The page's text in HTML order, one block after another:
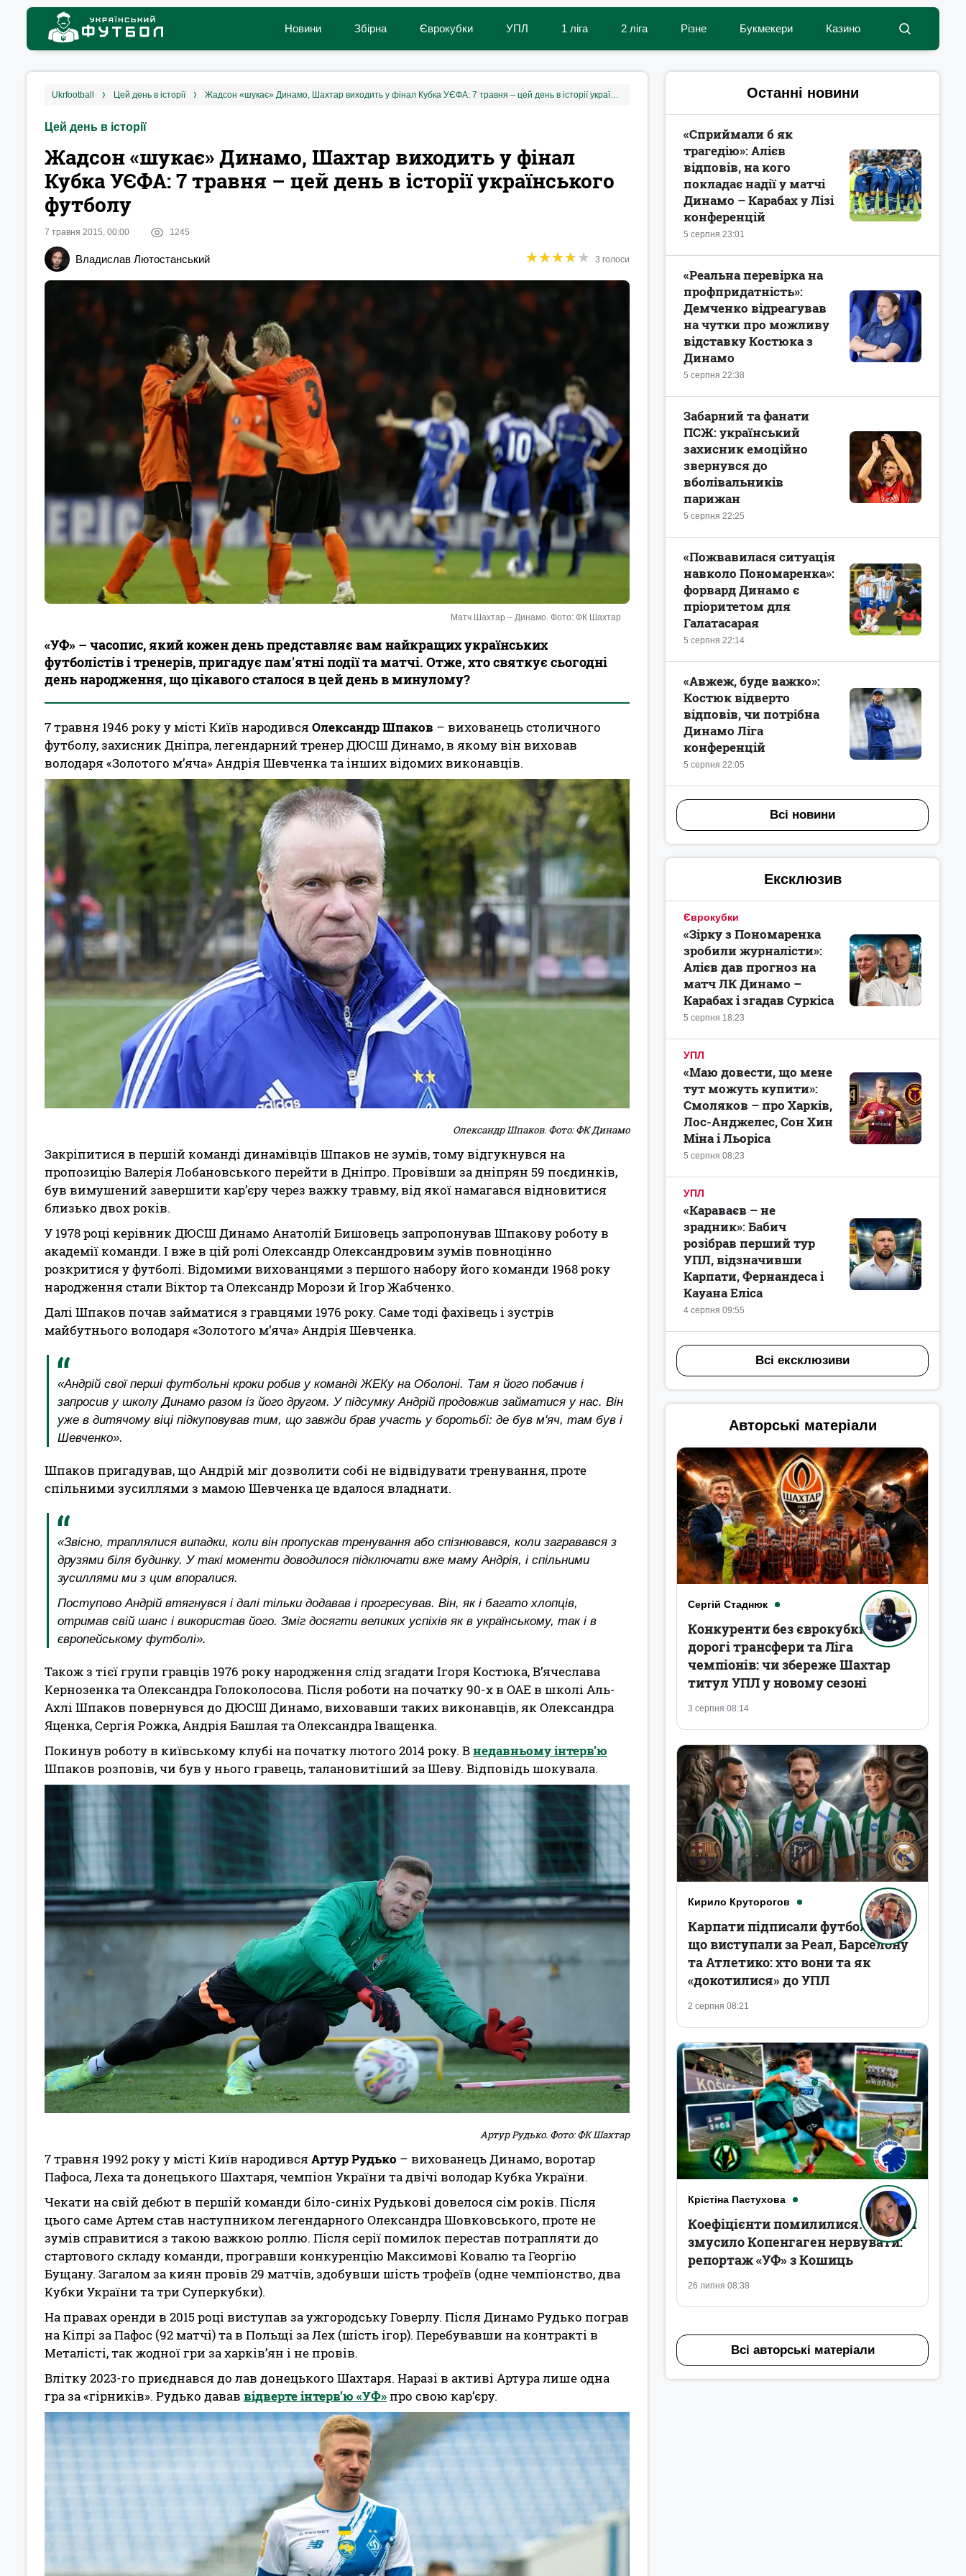
Новини Збірна Єврокубки УПЛ 1 ліга 2 ліга Різне Букмекери Казино
ukrfootball цей день в історії Жадсон «шукає» Динамо, Шахтар виходить у фінал Кубка УЄФА: 7 травня – цей день в історії українського футболу
Цей день в історії
Жадсон «шукає» Динамо, Шахтар виходить у фінал
Кубка УЄФА: 7 травня – цей день в історії українського
футболу
7 травня 2015, 00:00 1245
Владислав Лютостанський ★★★★★
★★★★★ 3 голоси
Матч Шахтар – Динамо. Фото: ФК Шахтар
«УФ» – часопис, який кожен день представляє вам найкращих українських
футболістів і тренерів, пригадує пам'ятні події та матчі. Отже, хто святкує сьогодні
день народження, що цікавого сталося в цей день в минулому?
7 травня 1946 року у місті Київ народився Олександр Шпаков – вихованець столичного
футболу, захисник Дніпра, легендарний тренер ДЮСШ Динамо, в якому він виховав
володаря «Золотого м’яча» Андрія Шевченка та інших відомих виконавців.
Олександр Шпаков. Фото: ФК Динамо
Закріпитися в першій команді динамівців Шпаков не зумів, тому відгукнувся на
пропозицію Валерія Лобановського перейти в Дніпро. Провівши за дніпрян 59 поєдинків,
був вимушений завершити кар’єру через важку травму, від якої намагався відновитися
близько двох років.
У 1978 році керівник ДЮСШ Динамо Анатолій Бишовець запропонував Шпакову роботу в
академії команди. І вже в цій ролі Олександр Олександровим зумів повноцінно
розкритися у футболі. Відомими вихованцями з першого набору його команди 1968 року
народження стали Віктор та Олександр Морози й Ігор Жабченко.
Далі Шпаков почав займатися з гравцями 1976 року. Саме тоді фахівець і зустрів
майбутнього володаря «Золотого м’яча» Андрія Шевченка.
«Андрій свої перші футбольні кроки робив у команді ЖЕКу на Оболоні. Там я його побачив і
запросив у школу Динамо разом із його другом. У підсумку Андрій продовжив займатися у нас. Він
уже в дитячому віці підкуповував тим, що завжди брав участь у боротьбі: де був м'яч, там був і
Шевченко».
Шпаков пригадував, що Андрій міг дозволити собі не відвідувати тренування, проте
спільними зусиллями з мамою Шевченка це вдалося владнати.
«Звісно, траплялися випадки, коли він пропускав тренування або спізнювався, коли загравався з
друзями біля будинку. У такі моменти доводилося підключати вже маму Андрія, і спільними
зусиллями ми з цим впоралися.
Поступово Андрій втягнувся і далі тільки додавав і прогресував. Він, як і багато хлопців,
отримав свій шанс і використав його. Зміг досягти великих успіхів як в українському, так і в
європейському футболі».
Також з тієї групи гравців 1976 року народження слід згадати Ігоря Костюка, В’ячеслава
Кернозенка та Олександра Голоколосова. Після роботи на початку 90-х в ОАЕ в школі Аль-
Ахлі Шпаков повернувся до ДЮСШ Динамо, виховавши таких виконавців, як Олександра
Яценка, Сергія Рожка, Андрія Башлая та Олександра Іващенка.
Покинув роботу в київському клубі на початку лютого 2014 року. Внедавньому інтерв’ю
Шпаков розповів, чи був у нього гравець, талановитіший за Шеву. Відповідь шокувала.
Артур Рудько. Фото: ФК Шахтар
7 травня 1992 року у місті Київ народився Артур Рудько – вихованець Динамо, воротар
Пафоса, Леха та донецького Шахтаря, чемпіон України та двічі володар Кубка України.
Чекати на свій дебют в першій команди біло-синіх Рудькові довелося сім років. Після
цього саме Артем став наступником легендарного Олександра Шовковського, проте не
зумів справитися з такою важкою роллю. Після серії помилок перестав потрапляти до
стартового складу команди, програвши конкуренцію Максимові Ковалю та Георгію
Бущану. Загалом за киян провів 29 матчів, здобувши шість трофеїв (одне чемпіонство, два
Кубки України та три Суперкубки).
На правах оренди в 2015 році виступав за ужгородську Говерлу. Після Динамо Рудько пограв
на Кіпрі за Пафос (92 матчі) та в Польщі за Лех (шість ігор). Перебувавши на контракті в
Металісті, так жодної гри за харків’ян і не провів.
Влітку 2023-го приєднався до лав донецького Шахтаря. Наразі в активі Артура лише одна
гра за «гірників». Рудько давав відверте інтерв’ю «УФ»про свою кар’єру.
Останні новини
5 серпня 23:01
«Сприймали б як
трагедію»: Алієв
відповів, на кого
покладає надії у матчі
Динамо – Карабах у Лізі
конференцій
5 серпня 22:38
«Реальна перевірка на
профпридатність»:
Демченко відреагував
на чутки про можливу
відставку Костюка з
Динамо
5 серпня 22:25
Забарний та фанати
ПСЖ: український
захисник емоційно
звернувся до
вболівальників
парижан
5 серпня 22:14
«Пожвавилася ситуація
навколо Пономаренка»:
форвард Динамо є
пріоритетом для
Галатасарая
5 серпня 22:05
«Авжеж, буде важко»:
Костюк відверто
відповів, чи потрібна
Динамо Ліга
конференцій
Всі новини
Ексклюзив
Єврокубки
5 серпня 18:23
«Зірку з Пономаренка
зробили журналісти»:
Алієв дав прогноз на
матч ЛК Динамо –
Карабах і згадав Суркіса
УПЛ
5 серпня 08:23
«Маю довести, що мене
тут можуть купити»:
Смоляков – про Харків,
Лос-Анджелес, Сон Хин
Міна і Льоріса
УПЛ
4 серпня 09:55
«Караваєв – не
зрадник»: Бабич
розібрав перший тур
УПЛ, відзначивши
Карпати, Фернандеса і
Кауана Еліса
Всі ексклюзиви
Авторські матеріали
Сергій Стаднюк
3 серпня 08:14
Конкуренти без єврокубків,
дорогі трансфери та Ліга
чемпіонів: чи збереже Шахтар
титул УПЛ у новому сезоні
Кирило Круторогов
2 серпня 08:21
Карпати підписали футболістів,
що виступали за Реал, Барселону
та Атлетико: хто вони та як
«докотилися» до УПЛ
Крістіна Пастухова
26 липня 08:38
Коефіцієнти помилилися. Полісся
змусило Копенгаген нервувати:
репортаж «УФ» з Кошиць
Всі авторські матеріали